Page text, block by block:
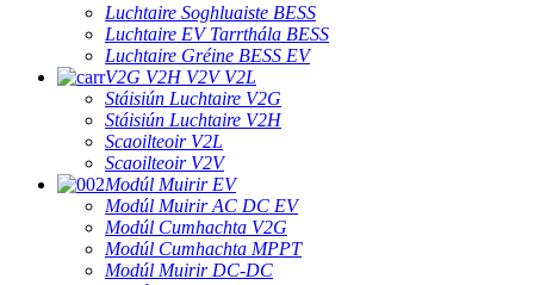
Luchtaire Soghluaiste BESS
Luchtaire EV Tarrthála BESS
Luchtaire Gréine BESS EV
V2G V2H V2V V2L
Stáisiún Luchtaire V2G
Stáisiún Luchtaire V2H
Scaoilteoir V2L
Scaoilteoir V2V
Modúl Muirir EV
Modúl Muirir AC DC EV
Modúl Cumhachta V2G
Modúl Cumhachta MPPT
Modúl Muirir DC-DC